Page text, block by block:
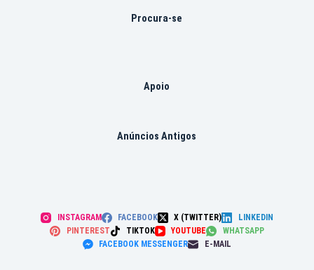
Procura-se
Apoio
Anúncios Antigos
INSTAGRAM FACEBOOK X (TWITTER)
LINKEDIN
PINTEREST
TIKTOK YOUTUBE
WHATSAPP
FACEBOOK MESSENGER
E-MAIL